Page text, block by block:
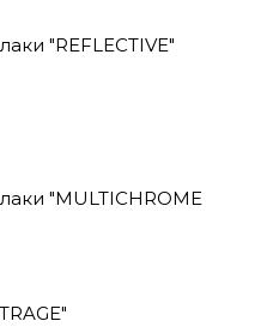
"REFLECTIVE"
"MULTICHROME